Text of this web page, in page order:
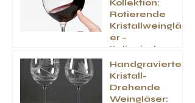
Kollektion:
Rotierende
Kristallweingläs
er –
Italienisches
Handwerk
Handgravierte
Kristall-
Drehende
Weingläser: